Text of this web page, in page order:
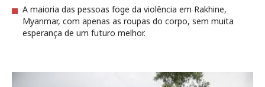
A maioria das pessoas foge da violência em Rakhine,
Myanmar, com apenas as roupas do corpo, sem muita
esperança de um futuro melhor.